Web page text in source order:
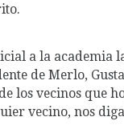
a la academia
de Merlo,
los vecinos que
vecino, nos